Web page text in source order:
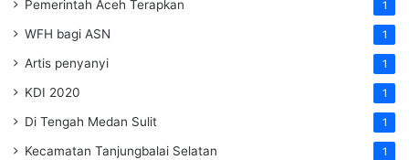
Pemerintah Aceh Terapkan 1
WFH bagi ASN 1
Artis penyanyi 1
KDI 2020 1
Di Tengah Medan Sulit 1
Kecamatan Tanjungbalai Selatan 1